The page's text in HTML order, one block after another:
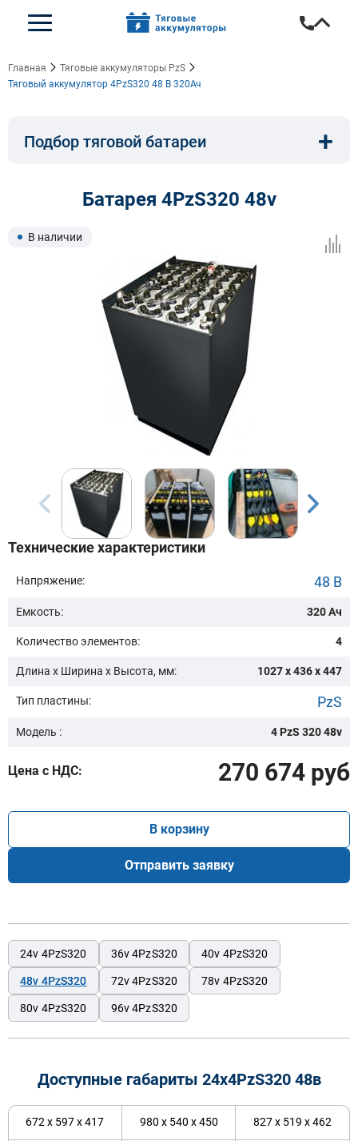
Главная
Тяговые аккумуляторы PzS
Тяговый аккумулятор 4PzS320 48 В 320Ач
Подбор тяговой батареи
Тип:
Высота, мм:
Модель:
Сначала выберите бренд
Очистить подбор
+
Батарея 4PzS320 48v
В наличии
Технические характеристики
Напряжение: 48 В
Емкость: 320 Ач
Количество элементов: 4
Длина х Ширина х Высота, мм: 1027 x 436 x 447
Тип пластины: PzS
Модель : 4 PzS 320 48v
Цена с НДС: 270 674 руб
В корзину
Отправить заявку
24v 4PzS320 36v 4PzS320 40v 4PzS320
48v 4PzS320 72v 4PzS320 78v 4PzS320
80v 4PzS320 96v 4PzS320
Доступные габариты 24х4PzS320 48в
672 x 597 x 417 980 x 540 x 450 827 x 519 x 462